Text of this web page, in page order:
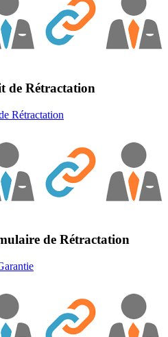
de Rétractation
Rétractation
de Rétractation